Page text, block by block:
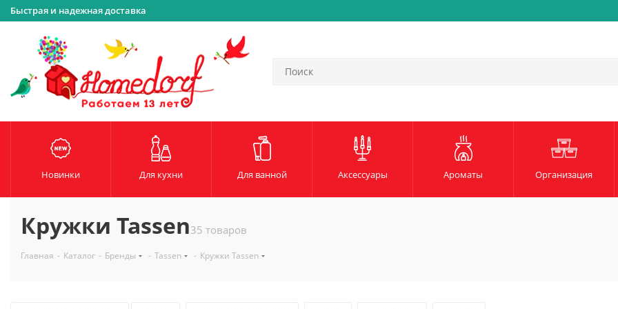
Быстрая и надежная доставка
Новинки Для кухни Для ванной Аксессуары Ароматы Организация
Кружки Tassen35 товаров
Главная - Каталог - Бренды - Tassen - Кружки Tassen